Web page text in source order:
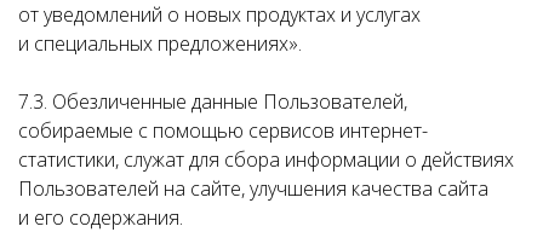
от уведомлений о новых продуктах и услугах
и специальных предложениях».
7.3. Обезличенные данные Пользователей,
собираемые с помощью сервисов интернет-
статистики, служат для сбора информации о действиях
Пользователей на сайте, улучшения качества сайта
и его содержания.